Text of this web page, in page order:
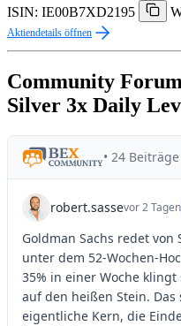
ISIN: IE00B7XD2195
Aktiendetails öffnen
Community
Silver 3x Daily